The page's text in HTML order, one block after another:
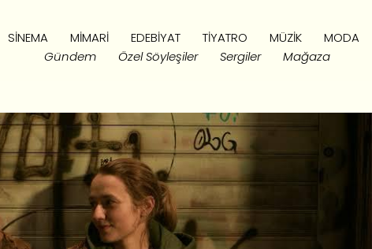
SINEMA MIMARI EDEBIYAT TIYATRO MÜZIK MODA
Gündem
Özel Söyleşiler Sergiler Mağaza